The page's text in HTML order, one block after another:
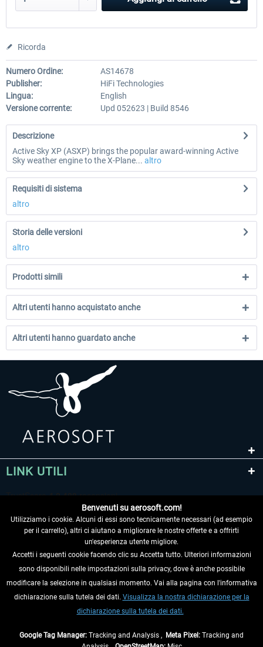
Ricorda
Numero Ordine:
AS14678
Publisher:
HiFi Technologies
Lingua:
English
Versione corrente:
Upd 052623 | Build 8546
Descrizione
Active Sky XP (ASXP) brings the popular award-winning Active
Sky weather engine to the X-Plane... altro
Requisiti di sistema
altro
Storia delle versioni
altro
Prodotti simili
Altri utenti hanno acquistato anche
Altri utenti hanno guardato anche
LINK UTILI
RECEDERE DAL CONTRATTO
INFORMAZIONI
Benvenuti su aerosoft.com!
Utilizziamo i cookie. Alcuni di essi sono tecnicamente necessari (ad esempio
per il carrello), altri ci aiutano a migliorare le nostre offerte e a offrirti
un'esperienza utente migliore.
Accetti i seguenti cookie facendo clic su Accetta tutto. Ulteriori informazioni
sono disponibili nelle impostazioni sulla privacy, dove è anche possibile
modificare la selezione in qualsiasi momento. Vai alla pagina con l'informativa
dichiarazione sulla tutela dei dati. Visualizza la nostra dichiarazione per la
dichiarazione sulla tutela dei dati.
Google Tag Manager: Tracking and Analysis , Meta Pixel: Tracking and